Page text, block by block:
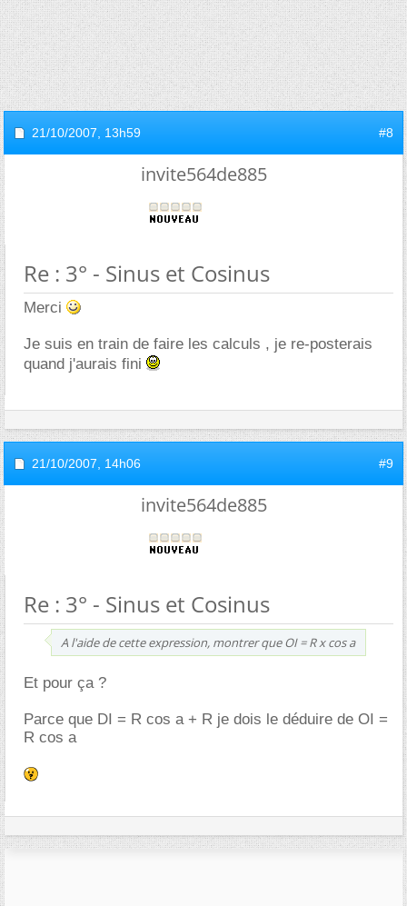
21/10/2007, 13h59 #8
invite564de885
Re : 3° - Sinus et Cosinus
Merci
Je suis en train de faire les calculs , je re-posterais
quand j'aurais fini
21/10/2007, 14h06 #9
invite564de885
Re : 3° - Sinus et Cosinus
A l'aide de cette expression, montrer que OI = R x cos a
Et pour ça ?
Parce que DI = R cos a + R je dois le déduire de OI =
R cos a